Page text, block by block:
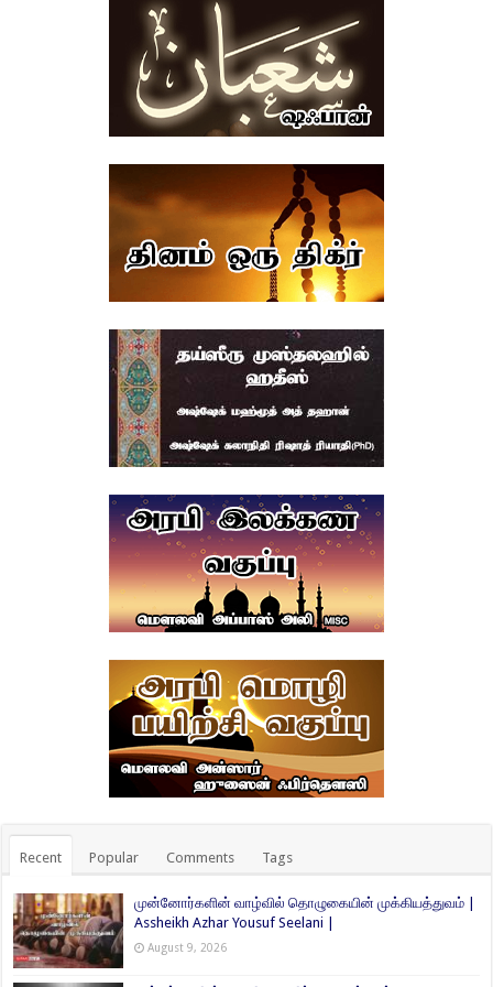
Recent Popular Comments Tags
முன்னோர்களின் வாழ்வில் தொழுகையின் முக்கியத்துவம் |
Assheikh Azhar Yousuf Seelani |
August 9, 2026